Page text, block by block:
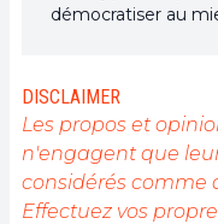
démocratiser au
pour CoinTribune !
DISCLAIMER
Les propos et
n'engagent que
considérés comme
Effectuez vos